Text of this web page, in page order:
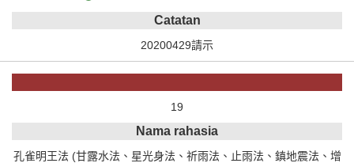
Catatan
20200429請示
19
Nama rahasia
孔雀明王法 (甘露水法、星光身法、祈雨法、止雨法、鎮地震法、增